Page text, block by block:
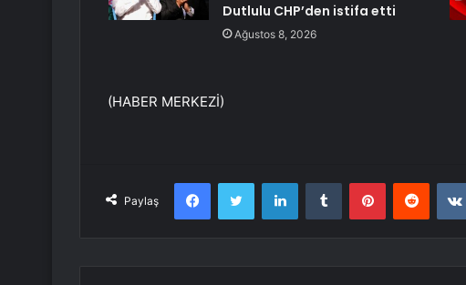
Dutlulu CHP’den istifa etti
Ağustos 8, 2026
(HABER MERKEZİ)
Paylaş
FacebookTwitter LinkedInTumblr PinterestReddit